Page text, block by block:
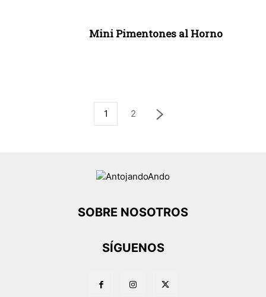
Mini Pimentones al Horno
1 2
SOBRE NOSOTROS
SÍGUENOS